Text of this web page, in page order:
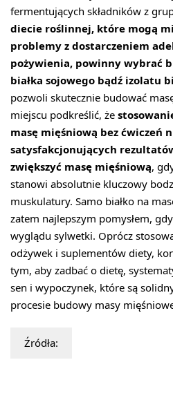
fermentujących składników z
diecie roślinnej, które mogą
problemy z dostarczeniem
pożywienia, powinny wybrać
białka sojowego bądź izolatu
pozwoli skutecznie budować
miejscu podkreślić, że
masę mięśniową bez ćwiczeń
satysfakcjonujących
zwiększyć masę mięśniową ,
stanowi absolutnie kluczowy
muskulatury. Samo białko na
zatem najlepszym pomysłem,
wyglądu sylwetki. Oprócz
odżywek i suplementów diety,
tym, aby zadbać o dietę,
sen i wypoczynek, które są
procesie budowy masy
Źródła: